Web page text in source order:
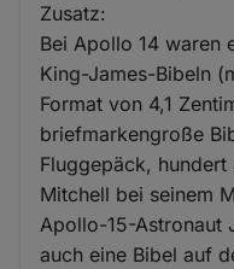
Zusatz:
Bei Apollo 14 waren
King-James-Bibeln
Format von 4,1
briefmarkengroße
Fluggepäck,
Mitchell bei seinem
Apollo-15-Astronaut
auch eine Bibel auf